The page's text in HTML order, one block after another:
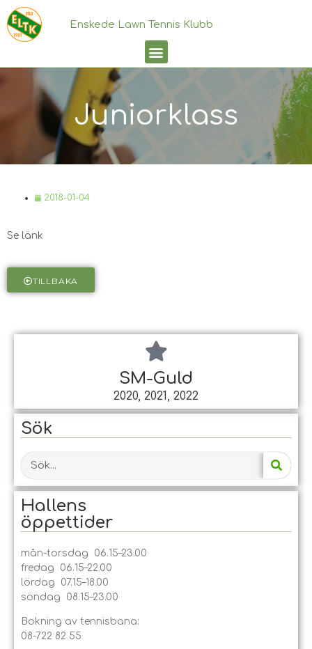
Enskede Lawn Tennis Klubb
Juniorklass
2018-01-04
Se länk
TILLBAKA
SM-Guld
2020, 2021, 2022
Sök
Hallens
öppet­tider
mån-torsdag 06.15–23.00
fredag 06.15–22.00
lördag 07.15–18.00
söndag 08.15–23.00
Bokning av tennisbana:
08-722 82 55